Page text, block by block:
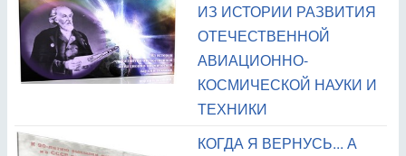
ИЗ ИСТОРИИ РАЗВИТИЯ
ОТЕЧЕСТВЕННОЙ
АВИАЦИОННО-
КОСМИЧЕСКОЙ НАУКИ И
ТЕХНИКИ
КОГДА Я ВЕРНУСЬ... А